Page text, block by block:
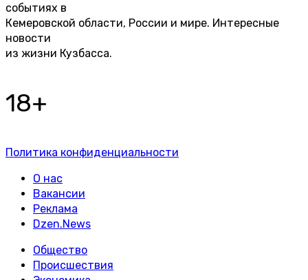
событиях в
Кемеровской области, России и мире. Интересные
новости
из жизни Кузбасса.
18+
Политика конфиденциальности
О нас
Вакансии
Реклама
Dzen.News
Общество
Происшествия